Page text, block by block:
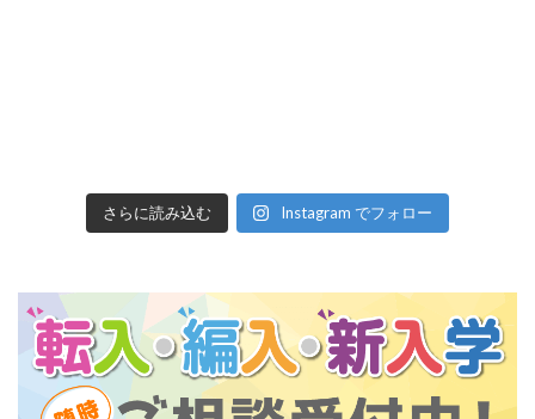
さらに読み込む Instagram でフォロー